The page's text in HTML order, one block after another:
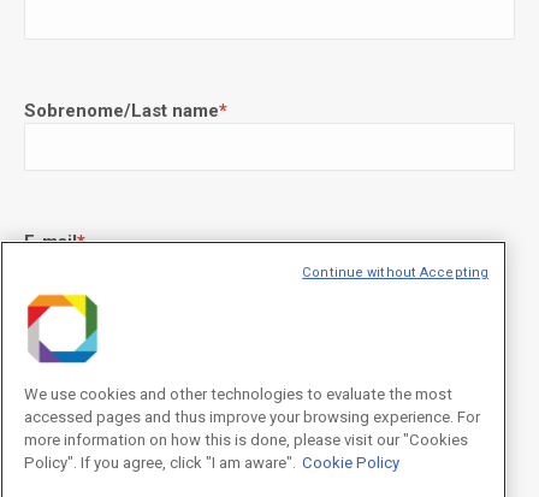
Sobrenome/Last name*
E-mail*
Concordo com os termos de uso descritos naPolítica de
Privacidade
/I agree to the terms of use described in the
Privacy
Policy.
We use cookies and other technologies to evaluate the most
accessed pages and thus improve your browsing experience. For
more information on how this is done, please visit our "Cookies
Policy". If you agree, click "I am aware". Cookie Policy
Continue without Accepting